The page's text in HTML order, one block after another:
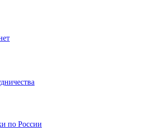
по России